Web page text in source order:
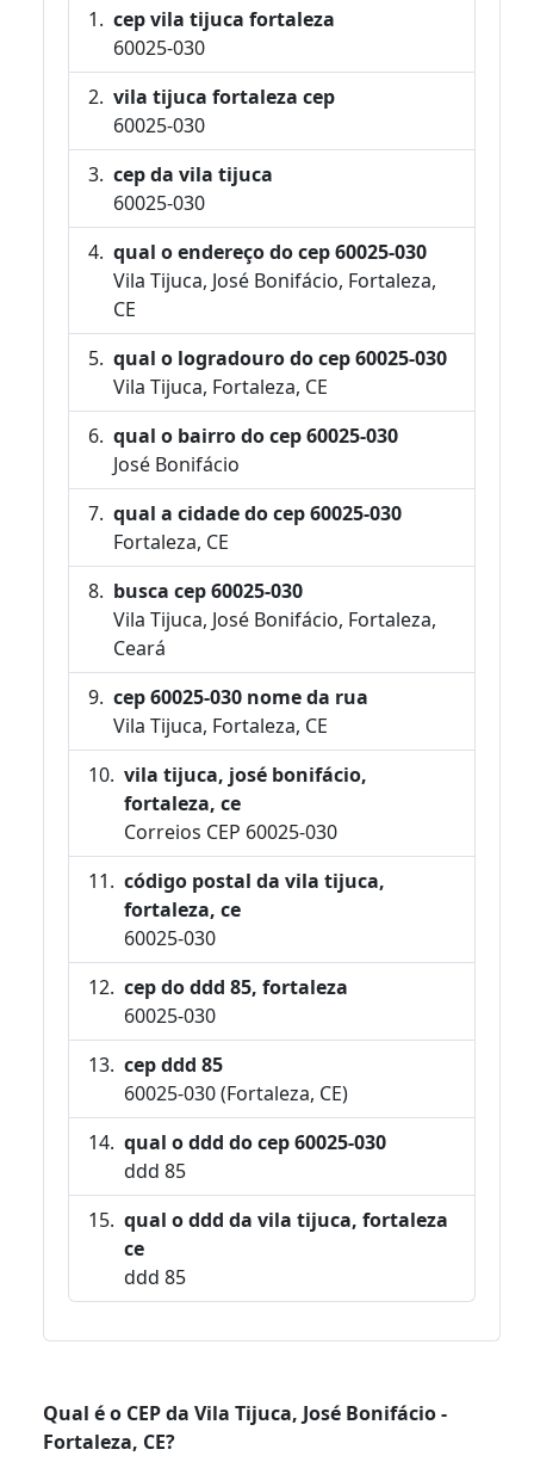
cep vila tijuca fortaleza
60025-030
vila tijuca fortaleza cep
60025-030
cep da vila tijuca
60025-030
qual o endereço do cep 60025-030
Vila Tijuca, José Bonifácio, Fortaleza,
CE
qual o logradouro do cep 60025-030
Vila Tijuca, Fortaleza, CE
qual o bairro do cep 60025-030
José Bonifácio
qual a cidade do cep 60025-030
Fortaleza, CE
busca cep 60025-030
Vila Tijuca, José Bonifácio, Fortaleza,
Ceará
cep 60025-030 nome da rua
Vila Tijuca, Fortaleza, CE
vila tijuca, josé bonifácio,
fortaleza, ce
Correios CEP 60025-030
código postal da vila tijuca,
fortaleza, ce
60025-030
cep do ddd 85, fortaleza
60025-030
cep ddd 85
60025-030 (Fortaleza, CE)
qual o ddd do cep 60025-030
ddd 85
qual o ddd da vila tijuca, fortaleza
ce
ddd 85
Qual é o CEP da Vila Tijuca, José Bonifácio -
Fortaleza, CE?